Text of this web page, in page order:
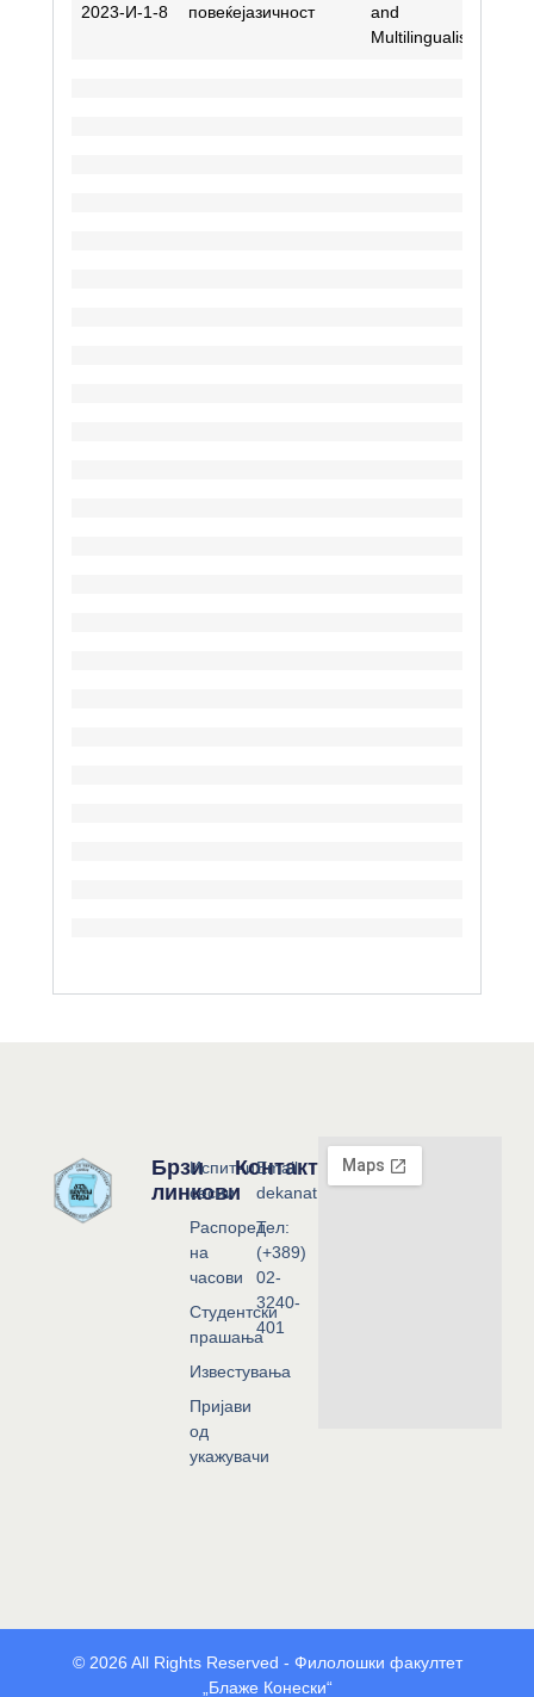
2023-И-1-8
повеќејазичност
and
Multilingualism
Брзи
линкови
Испитни
сесии
Распоред
на
часови
Студентски
прашања
Известувања
Пријави
од
укажувачи
Контакт
Email:
dekanat@flf.ukim.edu.mk
Тел:
(+389)
02-
3240-
401
© 2026 All Rights Reserved - Филолошки факултет
„Блаже Конески“